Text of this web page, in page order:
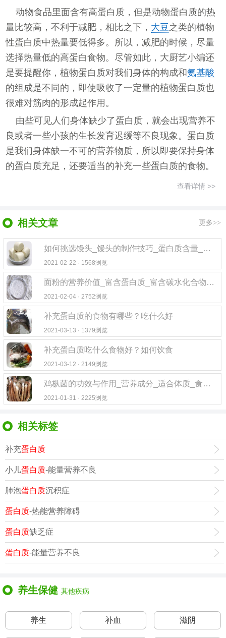
动物食品里面含有高蛋白质，但是动物蛋白质的热
量比较高，不利于减肥，相比之下， 大豆之类的植物
性蛋白质中热量要低得多。所以，减肥的时候，尽量
选择热量低的高蛋白食物。尽管如此，大厨艺小编还
是要提醒你，植物蛋白质对我们身体的构成和氨基酸
的组成是不同的，即使吸收了一定量的植物蛋白质也
很难对筋肉的形成起作用。
由些可见人们身体缺少了蛋白质，就会出现营养不
良或者一些小孩的生长发育迟缓等不良现象。蛋白质
是我们身体缺一不可的营养物质，所以即要保持身体
的蛋白质充足，还要适当的补充一些蛋白质的食物。
查看详情 >>
相关文章 更多>>
如何挑选馒头_馒头的制作技巧_蛋白质含量_馒头的做法
2021-02-22 · 1568浏览
面粉的营养价值_富含蛋白质_富含碳水化合物_含有一定的脂肪
2021-02-04 · 2752浏览
补充蛋白质的食物有哪些？吃什么好
2021-03-13 · 1379浏览
补充蛋白质吃什么食物好？如何饮食
2021-03-12 · 2149浏览
鸡枞菌的功效与作用_营养成分_适合体质_食用禁忌_制作技巧_蛋白质和氨基酸
2021-01-31 · 2225浏览
相关标签
补充蛋白质
小儿蛋白质-能量营养不良
肺泡蛋白质沉积症
蛋白质-热能营养障碍
蛋白质缺乏症
蛋白质-能量营养不良
养生保健 其他疾病
养生 补血 滋阴